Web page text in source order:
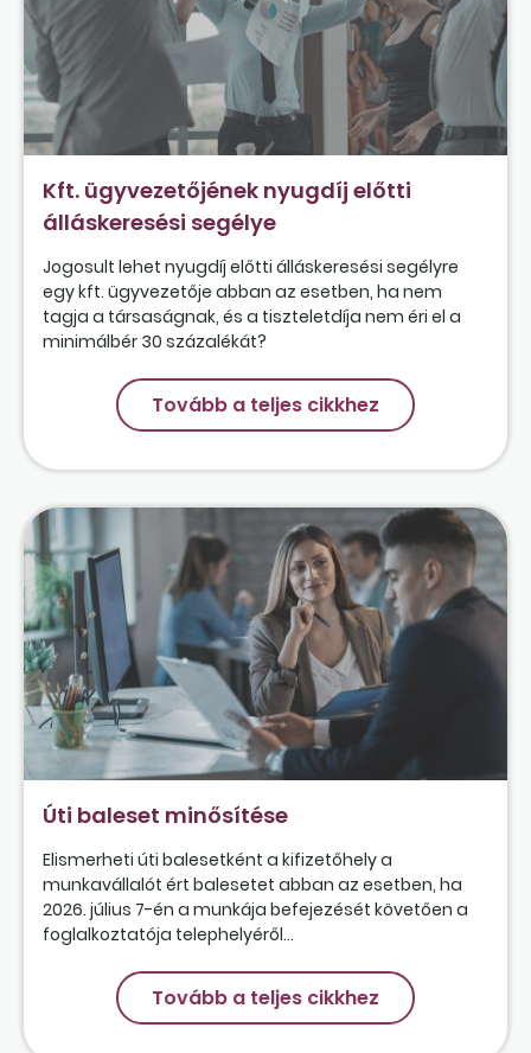
Kft. ügyvezetőjének nyugdíj előtti
álláskeresési segélye
Jogosult lehet nyugdíj előtti álláskeresési segélyre
egy kft. ügyvezetője abban az esetben, ha nem
tagja a társaságnak, és a tiszteletdíja nem éri el a
minimálbér 30 százalékát?
Tovább a teljes cikkhez
Úti baleset minősítése
Elismerheti úti balesetként a kifizetőhely a
munkavállalót ért balesetet abban az esetben, ha
2026. július 7-én a munkája befejezését követően a
foglalkoztatója telephelyéről...
Tovább a teljes cikkhez